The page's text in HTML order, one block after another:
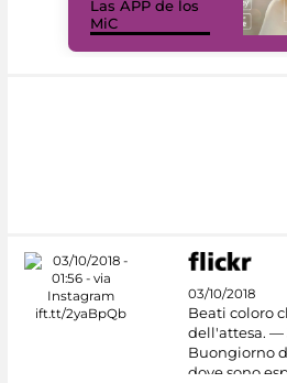
Las APP de los
MiC
03/10/2018
Beati coloro
dell'attesa. —
Buongiorno
dove sono